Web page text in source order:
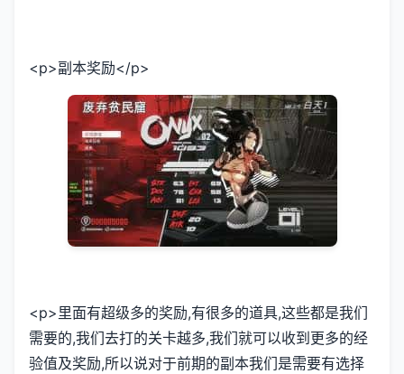
<p>副本奖励</p>
<p>里面有超级多的奖励,有很多的道具,这些都是我们
需要的,我们去打的关卡越多,我们就可以收到更多的经
验值及奖励,所以说对于前期的副本我们是需要有选择